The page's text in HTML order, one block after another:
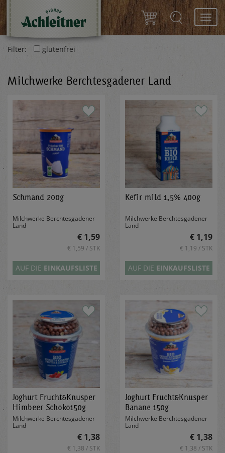
Filter:
glutenfrei
Milchwerke Berchtesgadener Land
Schmand 200g
Milchwerke Berchtesgadener
Land
€ 1,59
€ 1,59 / STK
AUF DIE EINKAUFSLISTE
Kefir mild 1,5% 400g
Milchwerke Berchtesgadener
Land
€ 1,19
€ 1,19 / STK
AUF DIE EINKAUFSLISTE
Joghurt Frucht&Knusper
Himbeer Schoko150g
Milchwerke Berchtesgadener
Land
€ 1,38
€ 1,38 / STK
Joghurt Frucht&Knusper
Banane 150g
Milchwerke Berchtesgadener
Land
€ 1,38
€ 1,38 / STK